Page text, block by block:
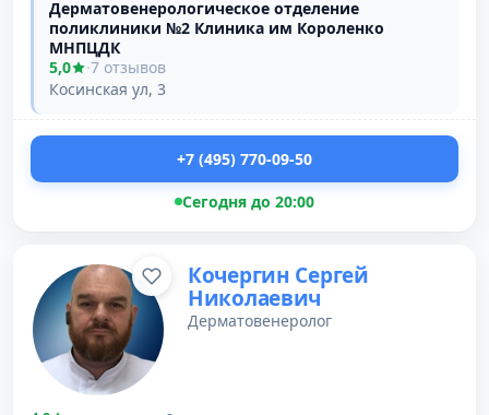
Дерматовенерологическое отделение
поликлиники №2 Клиника им Короленко
МНПЦДК
5,0
·7 отзывов
Косинская ул, 3
+7 (495) 770-09-50
Сегодня до 20:00
Кочергин Сергей
Николаевич
Дерматовенеролог